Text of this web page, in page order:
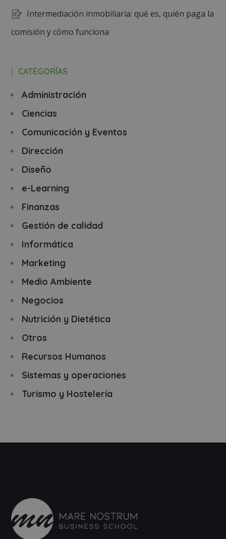
Intermediación inmobiliaria: qué es, quién paga la
comisión y cómo funciona
CATEGORÍAS
Administración
Ciencias
Comunicación y Eventos
Dirección
Diseño
e-Learning
Finanzas
Gestión de calidad
Informática
Marketing
Medio Ambiente
Negocios
Nutrición y Dietética
Otros
Recursos Humanos
Sistemas y operaciones
Turismo y Hostelería